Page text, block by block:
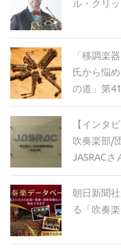
ル・クリ
「移調楽
氏から悩
の道」第
【インタ
吹奏楽部/
JASRACさ
朝日新聞
る「吹奏